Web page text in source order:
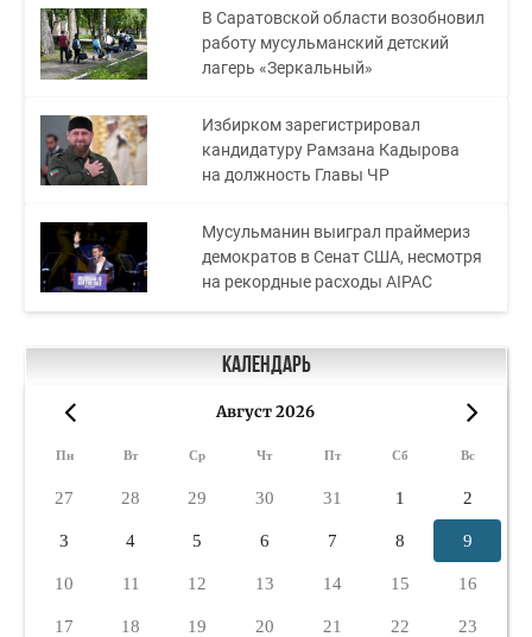
В Саратовской области возобновил
работу мусульманский детский
лагерь «Зеркальный»
Избирком зарегистрировал
кандидатуру Рамзана Кадырова
на должность Главы ЧР
Мусульманин выиграл праймериз
демократов в Сенат США, несмотря
на рекордные расходы AIPAC
Календарь
Август 2026
Пн Вт Ср Чт Пт Сб Вс
27 28 29 30 31 1 2
3 4 5 6 7 8 9
10 11 12 13 14 15 16
17 18 19 20 21 22 23